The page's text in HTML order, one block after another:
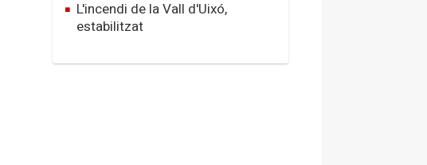
L'incendi de la Vall d'Uixó,
estabilitzat